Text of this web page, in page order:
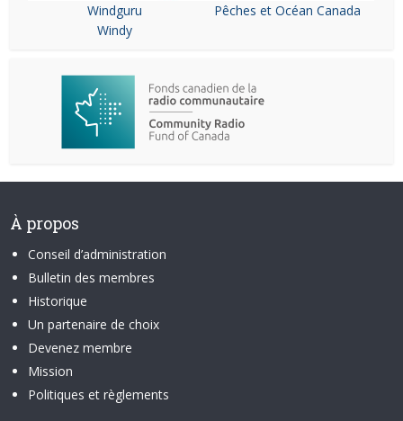
Windguru
Windy
Pêches et Océan Canada
À propos
Conseil d’administration
Bulletin des membres
Historique
Un partenaire de choix
Devenez membre
Mission
Politiques et règlements